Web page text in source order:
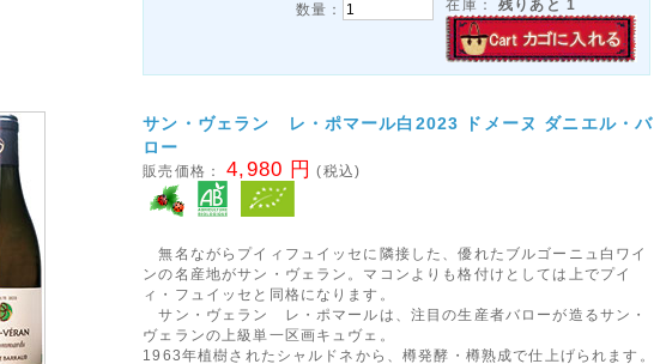
数量： 在庫：残りあと 1
サン・ヴェラン レ・ポマール白2023 ドメーヌ ダニエル・バ
ロー
販売価格：4,980 円 (税込)
無名ながらプイィフュイッセに隣接した、優れたブルゴーニュ白ワイ
ンの名産地がサン・ヴェラン。マコンよりも格付けとしては上でプイ
ィ・フュイッセと同格になります。
サン・ヴェラン レ・ポマールは、注目の生産者バローが造るサン・
ヴェランの上級単一区画キュヴェ。
1963年植樹されたシャルドネから、樽発酵・樽熟成で仕上げられます。